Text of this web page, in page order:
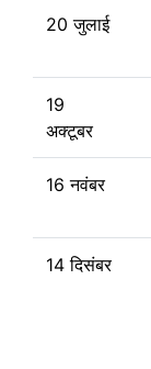
20 जुलाई
19
अक्टूबर
16 नवंबर
14 दिसंबर